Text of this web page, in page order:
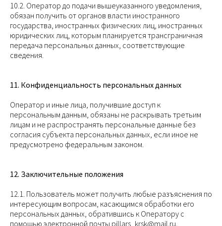
10.2. Оператор до подачи вышеуказанного уведомления,
обязан получить от органов власти иностранного
государства, иностранных физических лиц, иностранных
юридических лиц, которым планируется трансграничная
передача персональных данных, соответствующие
сведения.
11. Конфиденциальность персональных данных
Оператор и иные лица, получившие доступ к
персональным данным, обязаны не раскрывать третьим
лицам и не распространять персональные данные без
согласия субъекта персональных данных, если иное не
предусмотрено федеральным законом.
12. Заключительные положения
12.1. Пользователь может получить любые разъяснения по
интересующим вопросам, касающимся обработки его
персональных данных, обратившись к Оператору с
помощью электронной почты pillars_krsk@mail.ru.